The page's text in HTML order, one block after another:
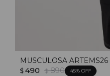
MUSCULOSA
$ 490 $ 890 45